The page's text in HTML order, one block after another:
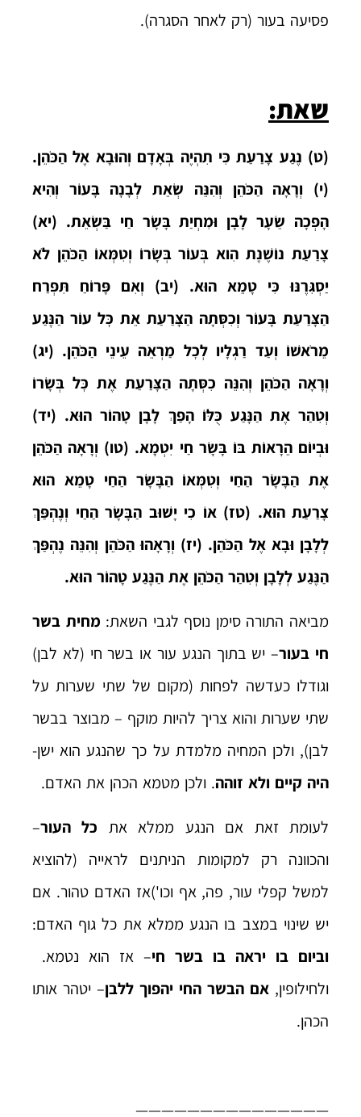
פסיעה בעור (רק לאחר הסגרה).
שאת:
(ט) נֶגַע צָרַעַת כִּי תִהְיֶה בְּאָדָם וְהוּבָא אֶל הַכֹּהֵן.
(י) וְרָאָה הַכֹּהֵן וְהִנֵּה שְׂאֵת לְבָנָה בָּעוֹר וְהִיא
הָפְכָה שֵׂעָר לָבָן וּמִחְיַת בָּשָׂר חַי בַּשְׂאֵת. (יא)
צָרַעַת נוֹשֶׁנֶת הִוא בְּעוֹר בְּשָׂרוֹ וְטִמְּאוֹ הַכֹּהֵן לֹא
יַסְגִּרֶנּוּ כִּי טָמֵא הוּא. (יב) וְאִם פָּרוֹחַ תִּפְרַח
הַצָּרַעַת בָּעוֹר וְכִסְּתָה הַצָּרַעַת אֵת כׇּל עוֹר הַנֶּגַע
מֵרֹאשׁוֹ וְעַד רַגְלָיו לְכׇל מַרְאֵה עֵינֵי הַכֹּהֵן. (יג)
וְרָאָה הַכֹּהֵן וְהִנֵּה כִסְּתָה הַצָּרַעַת אֶת כׇּל בְּשָׂרוֹ
וְטִהַר אֶת הַנָּגַע כֻּלּוֹ הָפַךְ לָבָן טָהוֹר הוּא. (יד)
וּבְיוֹם הֵרָאוֹת בּוֹ בָּשָׂר חַי יִטְמָא. (טו) וְרָאָה הַכֹּהֵן
אֶת הַבָּשָׂר הַחַי וְטִמְּאוֹ הַבָּשָׂר הַחַי טָמֵא הוּא
צָרַעַת הוּא. (טז) אוֹ כִי יָשׁוּב הַבָּשָׂר הַחַי וְנֶהְפַּךְ
לְלָבָן וּבָא אֶל הַכֹּהֵן. (יז) וְרָאָהוּ הַכֹּהֵן וְהִנֵּה נֶהְפַּךְ
הַנֶּגַע לְלָבָן וְטִהַר הַכֹּהֵן אֶת הַנֶּגַע טָהוֹר הוּא.
מביאה התורה סימן נוסף לגבי השאת: מחית בשר
חי בעור– יש בתוך הנגע עור או בשר חי (לא לבן)
וגודלו כעדשה לפחות (מקום של שתי שערות על
שתי שערות והוא צריך להיות מוקף – מבוצר בבשר
לבן), ולכן המחיה מלמדת על כך שהנגע הוא ישן-
היה קיים ולא זוהה. ולכן מטמא הכהן את האדם.
לעומת זאת אם הנגע ממלא את כל העור–
והכוונה רק למקומות הניתנים לראייה (להוציא
למשל קפלי עור, פה, אף וכו')אז האדם טהור. אם
יש שינוי במצב בו הנגע ממלא את כל גוף האדם:
וביום בו יראה בו בשר חי– אז הוא נטמא.
ולחילופין, אם הבשר החי יהפוך ללבן– יטהר אותו
הכהן.
———————————————